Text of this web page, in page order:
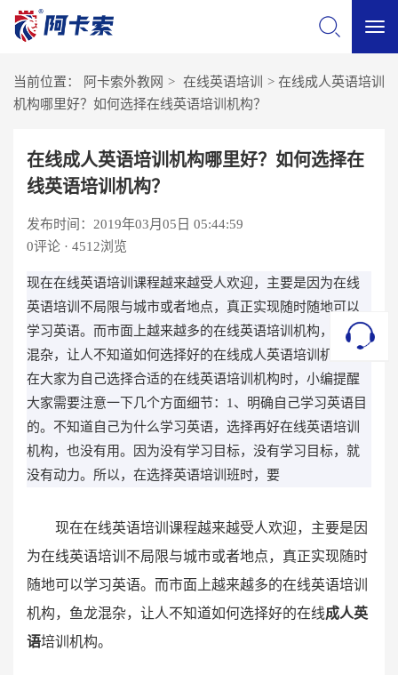
当前位置： 阿卡索外教网 > 在线英语培训 > 在线成人英语培训
机构哪里好？如何选择在线英语培训机构？
在线成人英语培训机构哪里好？如何选择在
线英语培训机构？
发布时间：2019年03月05日 05:44:59
0评论 · 4512浏览
现在在线英语培训课程越来越受人欢迎，主要是因为在线
英语培训不局限与城市或者地点，真正实现随时随地可以
学习英语。而市面上越来越多的在线英语培训机构，鱼龙
混杂，让人不知道如何选择好的在线成人英语培训机构。
在大家为自己选择合适的在线英语培训机构时，小编提醒
大家需要注意一下几个方面细节：1、明确自己学习英语目
的。不知道自己为什么学习英语，选择再好在线英语培训
机构，也没有用。因为没有学习目标，没有学习目标，就
没有动力。所以，在选择英语培训班时，要
现在在线英语培训课程越来越受人欢迎，主要是因
为在线英语培训不局限与城市或者地点，真正实现随时
随地可以学习英语。而市面上越来越多的在线英语培训
机构，鱼龙混杂，让人不知道如何选择好的在线成人英
语培训机构。